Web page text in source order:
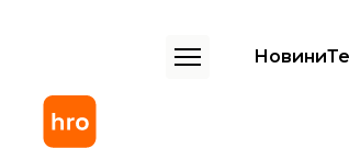
Новини